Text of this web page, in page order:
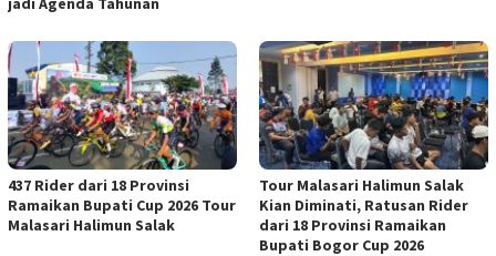
437 Rider dari 18 Provinsi
Ramaikan Bupati Cup 2026 Tour
Malasari Halimun Salak
Tour Malasari Halimun Salak
Kian Diminati, Ratusan Rider
dari 18 Provinsi Ramaikan
Bupati Bogor Cup 2026